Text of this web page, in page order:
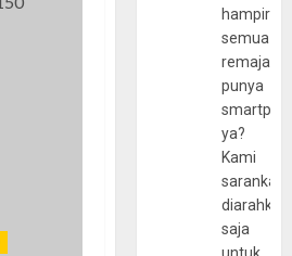
hampir
semua
remaja
punya
ya?
Kami
sarankan,
diarahkan
saja